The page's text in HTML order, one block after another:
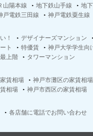
山陽本線 地下鉄山手線
地
戸電鉄三田線
神戸電鉄粟生線
！
デザイナーズマンション
ト 特優賃
神戸大学学生向
最上階
タワーマンション
賃相場
神戸市灘区の家賃相場
相場
神戸市西区の家賃相場
各店舗に電話でお問い合わせ